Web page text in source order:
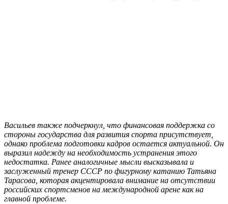
Васильев также подчеркнул, что финансовая поддержка со
стороны государства для развития спорта присутствует,
однако проблема подготовки кадров остается актуальной. Он
выразил надежду на необходимость устранения этого
недостатка. Ранее аналогичные мысли высказывала и
заслуженный тренер СССР по фигурному катанию Татьяна
Тарасова, которая акцентировала внимание на отсутствии
российских спортсменов на международной арене как на
главной проблеме.